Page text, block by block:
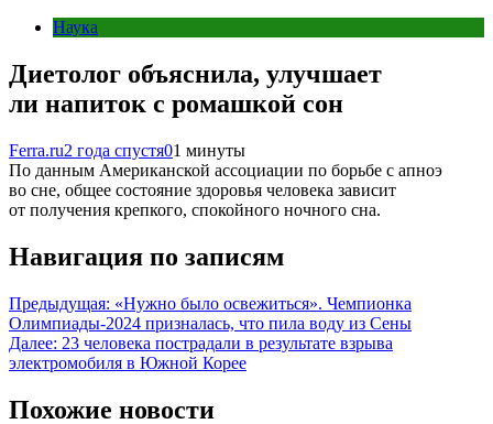
Наука
Диетолог объяснила, улучшает
ли напиток с ромашкой сон
Ferra.ru2 года спустя01 минуты
По данным Американской ассоциации по борьбе с апноэ
во сне, общее состояние здоровья человека зависит
от получения крепкого, спокойного ночного сна.
Навигация по записям
Предыдущая: «Нужно было освежиться». Чемпионка
Олимпиады-2024 призналась, что пила воду из Сены
Далее: 23 человека пострадали в результате взрыва
электромобиля в Южной Корее
Похожие новости